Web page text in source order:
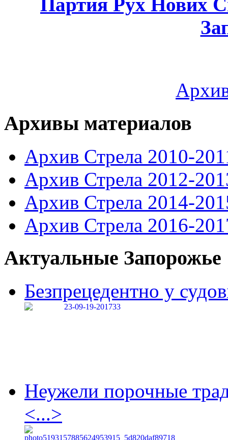
Партия Рух Нових
Архивы материалов
Архив Стрела 2010-
Архив Стрела 2012-
Архив Стрела 2014-
Архив Стрела 2016-
Актуальные Запорожье
Безпрецедентно у
Неужели порочные
<...>